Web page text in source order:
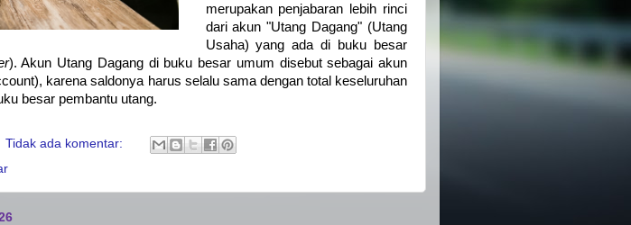
merupakan penjabaran lebih rinci
dari akun "Utang Dagang" (Utang
Usaha) yang ada di buku besar
). Akun Utang Dagang di buku besar umum disebut sebagai akun
karena saldonya harus selalu sama dengan total keseluruhan
besar pembantu utang.
Tidak ada komentar: